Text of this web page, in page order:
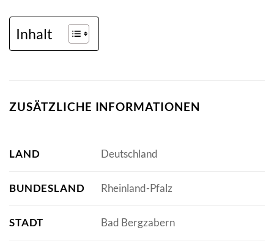
Inhalt
ZUSÄTZLICHE INFORMATIONEN
LAND Deutschland
BUNDESLAND Rheinland-Pfalz
STADT Bad Bergzabern